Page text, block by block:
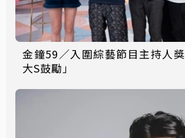
金鐘59／入圍綜藝節目主持人獎 小S「謝謝
大S鼓勵」